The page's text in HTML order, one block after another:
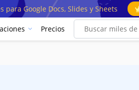
Google Docs, Slides y Sheets
Precios